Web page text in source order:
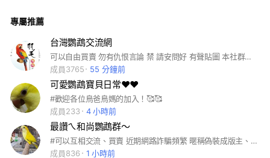
專屬推薦
台灣鸚鵡交流網
可以自由買賣 勿有仇恨言論 禁 請安問好 有聲貼圖 本社群由洄瀾鳥園管理
成員3765
55 分鐘前
可愛鸚鵡寶貝日常❤️❤️
#歡迎各位鳥爸鳥媽的加入！🥰🥰
成員233
4 小時前
最讚ㄟ和尚鸚鵡群～
#可以互相交流、買賣 近期網路詐騙頻繁 暱稱偽裝成版主、管理員或小編等來騙取個人資料。群組在此絕對不會要求更換新群或加入網站，成員勿點擊網址或長按掃碼。以免個人帳號資料造成財產損失被盜。
成員836
1 小時前